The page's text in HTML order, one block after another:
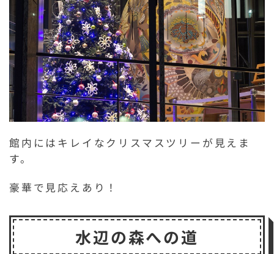
館内にはキレイなクリスマスツリーが見えま
す。
豪華で見応えあり！
水辺の森への道